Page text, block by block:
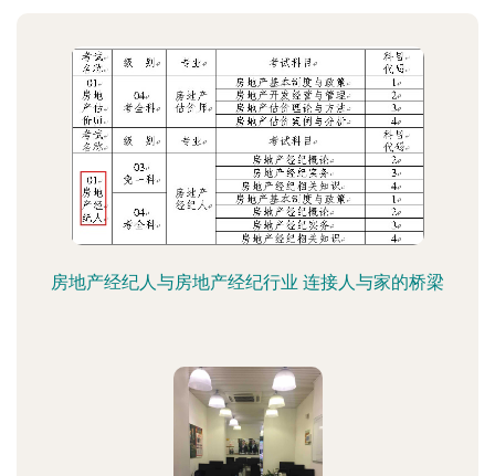
房地产经纪人与房地产经纪行业 连接人与家的桥梁